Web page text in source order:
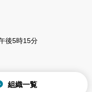
後5時15分
組織一覧